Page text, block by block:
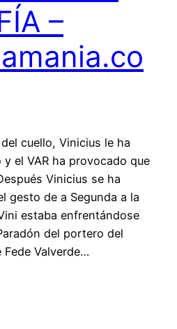
–
cuello, Vinicius le ha
el VAR ha provocado que
Vinicius se ha
gesto de a Segunda a la
estaba enfrentándose
del portero del
Fede Valverde…